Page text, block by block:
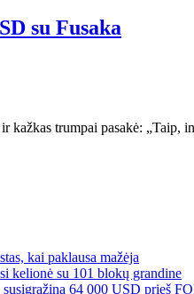
su Fusaka
kažkas trumpai pasakė:
kai paklausa mažėja
kelionė su 101 blokų grandine
64 000 USD prieš